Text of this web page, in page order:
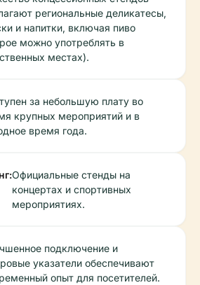
региональные деликатесы,
и напитки, включая пиво
можно употреблять в
местах).
за небольшую плату во
крупных мероприятий и в
время года.
Официальные стенды на
концертах и спортивных
мероприятиях.
подключение и
указатели обеспечивают
опыт для посетителей.